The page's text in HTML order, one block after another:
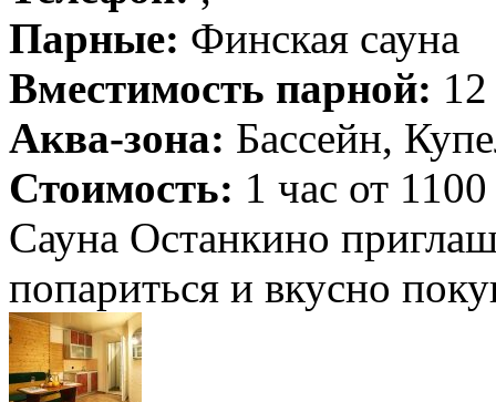
Парные: Финская сауна
Вместимость парной:
Аква-зона: Бассейн,
Стоимость: 1 час от
Сауна Останкино
попариться и вкусно